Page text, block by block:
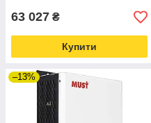
63 027 ₴
Купити
–13%